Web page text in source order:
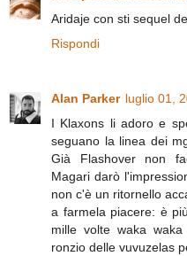
Aridaje con sti sequel
Rispondi
Alan Parker luglio 01,
I Klaxons li adoro e
seguano la linea dei
Già Flashover non
Magari darò
non c'è un ritornello
a farmela piacere: è
mille volte waka
ronzio delle vuvuzelas